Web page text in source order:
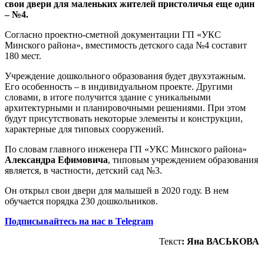
свои двери для маленьких жителей пристоличья еще один
– №4.
Согласно проектно-сметной документации ГП «УКС
Минского района», вместимость детского сада №4 составит
180 мест.
Учреждение дошкольного образования будет двухэтажным.
Его особенность – в индивидуальном проекте. Другими
словами, в итоге получится здание с уникальными
архитектурными и планировочными решениями. При этом
будут присутствовать некоторые элементы и конструкции,
характерные для типовых сооружений.
По словам главного инженера ГП «УКС Минского района»
Александра Ефимовича, типовым учреждением образования
является, в частности, детский сад №3.
Он открыл свои двери для малышей в 2020 году. В нем
обучается порядка 230 дошкольников.
Подписывайтесь на нас в Telegram
Текст: Яна ВАСЬКОВА